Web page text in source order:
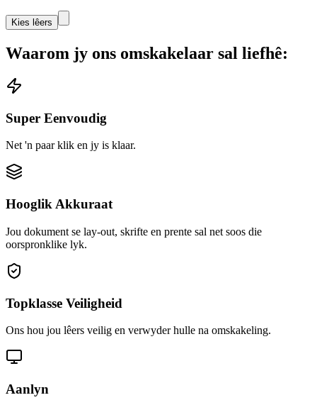
Kies lêers
Waarom jy ons omskakelaar sal liefhê:
Super Eenvoudig
Net 'n paar klik en jy is klaar.
Hooglik Akkuraat
Jou dokument se lay-out, skrifte en prente sal net soos die
oorspronklike lyk.
Topklasse Veiligheid
Ons hou jou lêers veilig en verwyder hulle na omskakeling.
Aanlyn